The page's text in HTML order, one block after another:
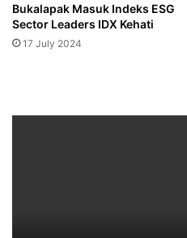
Bukalapak Masuk Indeks ESG
Sector Leaders IDX Kehati
17 July 2024